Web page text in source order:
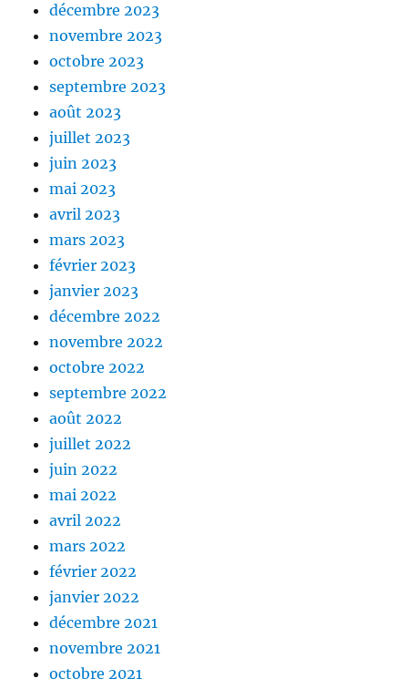
décembre 2023
novembre 2023
octobre 2023
septembre 2023
août 2023
juillet 2023
juin 2023
mai 2023
avril 2023
mars 2023
février 2023
janvier 2023
décembre 2022
novembre 2022
octobre 2022
septembre 2022
août 2022
juillet 2022
juin 2022
mai 2022
avril 2022
mars 2022
février 2022
janvier 2022
décembre 2021
novembre 2021
octobre 2021